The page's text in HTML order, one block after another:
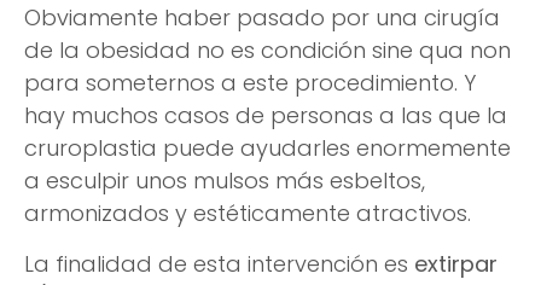
Obviamente haber pasado por una cirugía
de la obesidad no es condición sine qua non
para someternos a este procedimiento. Y
hay muchos casos de personas a las que la
cruroplastia puede ayudarles enormemente
a esculpir unos mulsos más esbeltos,
armonizados y estéticamente atractivos.
La finalidad de esta intervención es extirpar